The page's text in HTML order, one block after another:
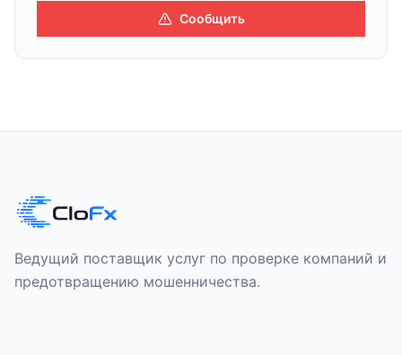
Сообщить
Ведущий поставщик услуг по проверке компаний и
предотвращению мошенничества.